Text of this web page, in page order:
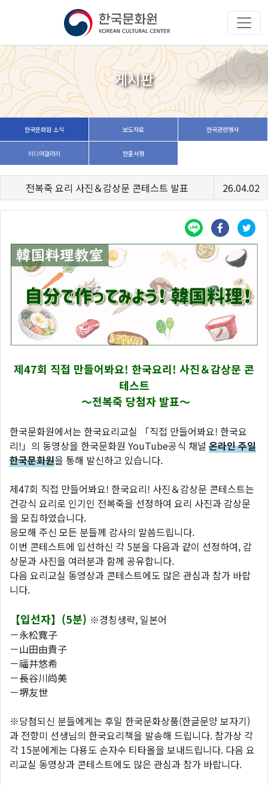
게시판
한국문화원 소식 보도자료 한국관련행사
미디어갤러리 한줄서평
전복죽 요리 사진＆감상문 콘테스트 발표 26.04.02
제47회 직접 만들어봐요! 한국요리! 사진＆감상문 콘
테스트
～전복죽 당첨자 발표～
한국문화원에서는 한국요리교실 「직접 만들어봐요! 한국요
리!」의 동영상을 한국문화원 YouTube공식 채널 온라인 주일
한국문화원을 통해 발신하고 있습니다.
제47회 직접 만들어봐요! 한국요리! 사진＆감상문 콘테스트는
건강식 요리로 인기인 전복죽을 선정하여 요리 사진과 감상문
을 모집하였습니다.
응모해 주신 모든 분들께 감사의 말씀드립니다.
이번 콘테스트에 입선하신 각 5분을 다음과 같이 선정하여, 감
상문과 사진을 여러분과 함께 공유합니다.
다음 요리교실 동영상과 콘테스트에도 많은 관심과 참가 바랍
니다.
【입선자】(5분) ※경칭생략, 일본어
－永松寛子
－山田由貴子
－福井悠希
－長谷川尚美
－堺友世
※당첨되신 분들에게는 후일 한국문화상품(한글문양 보자기)
과 전향미 선생님의 한국요리책을 발송해 드립니다. 참가상 각
각 15분에게는 다용도 손자수 티타올을 보내드립니다. 다음 요
리교실 동영상과 콘테스트에도 많은 관심과 참가 바랍니다.